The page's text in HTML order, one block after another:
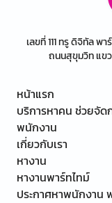
เลขที่ 111 ทรู ดิจิทัล พ
ถนนสุขุมวิท แข
หน้าแรก
บริการหาคน ช่วยจัด
พนักงาน
เกี่ยวกับเรา
หางาน
หางานพาร์ทไทม์
ประกาศหาพนักงาน